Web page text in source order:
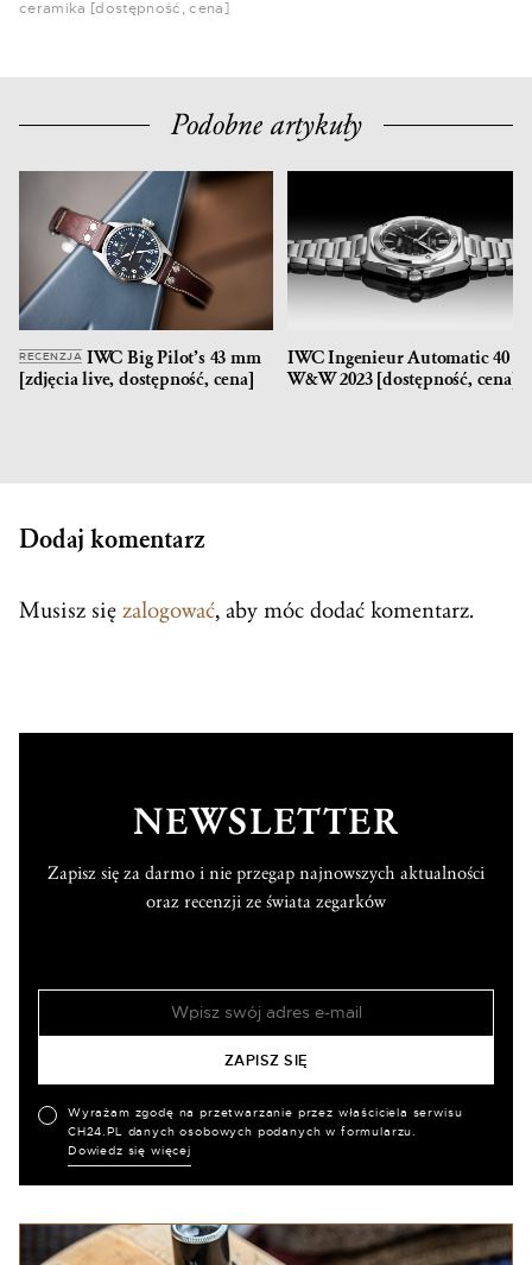
ceramika [dostępność, cena]
Podobne artykuły
RECENZJA IWC Big Pilot’s 43 mm
[zdjęcia live, dostępność, cena]
IWC Ingenieur Automatic 40 –
W&W 2023 [dostępność, cena]
Dodaj komentarz
Musisz się zalogować, aby móc dodać komentarz.
NEWSLETTER
Zapisz się za darmo i nie przegap najnowszych aktualności
oraz recenzji ze świata zegarków
Wyrażam zgodę na przetwarzanie przez właściciela serwisu
CH24.PL danych osobowych podanych w formularzu.
Dowiedz się więcej